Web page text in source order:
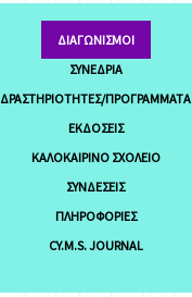
ΔΙΑΓΩΝΙΣΜΟΊ
ΣΥΝΈΔΡΙΑ
ΔΡΑΣΤΗΡΙΌΤΗΤΕΣ/ΠΡΟΓΡΆΜΜΑΤΑ
ΕΚΔΌΣΕΙΣ
ΚΑΛΟΚΑΙΡΙΝΌ ΣΧΟΛΕΊΟ
ΣΥΝΔΈΣΕΙΣ
ΠΛΗΡΟΦΟΡΊΕΣ
CY.M.S. JOURNAL